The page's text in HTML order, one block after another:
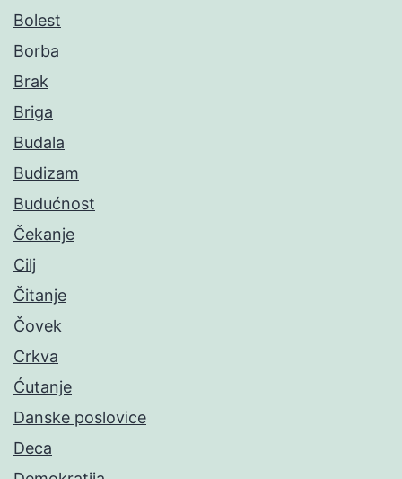
Bolest
Borba
Brak
Briga
Budala
Budizam
Budućnost
Čekanje
Cilj
Čitanje
Čovek
Crkva
Ćutanje
Danske poslovice
Deca